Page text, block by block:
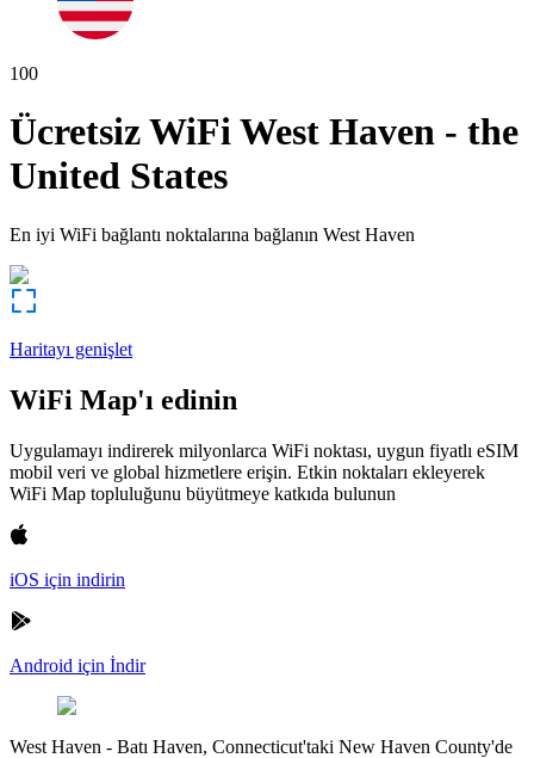
100
Ücretsiz WiFiWest Haven - the
United States
En iyi WiFi bağlantı noktalarına bağlanın West Haven
Haritayı genişlet
WiFi Map'ı edinin
Uygulamayı indirerek milyonlarca WiFi noktası, uygun fiyatlı eSIM
mobil veri ve global hizmetlere erişin. Etkin noktaları ekleyerek
WiFi Map topluluğunu büyütmeye katkıda bulunun
iOS için indirin
Android için İndir
West Haven - Batı Haven, Connecticut'taki New Haven County'de